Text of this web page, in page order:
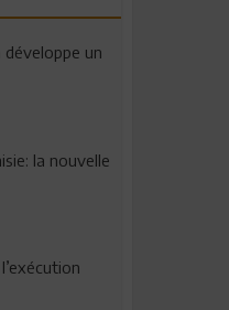
un
la nouvelle